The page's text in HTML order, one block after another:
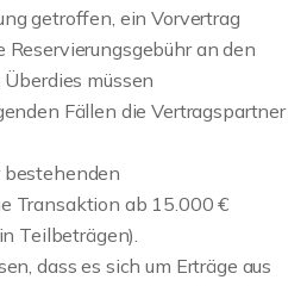
getroffen, ein Vorvertrag
an den
müssen
Fällen die Vertragspartner
Transaktion ab 15.000 €
Teilbeträgen).
dass es sich um Erträge aus